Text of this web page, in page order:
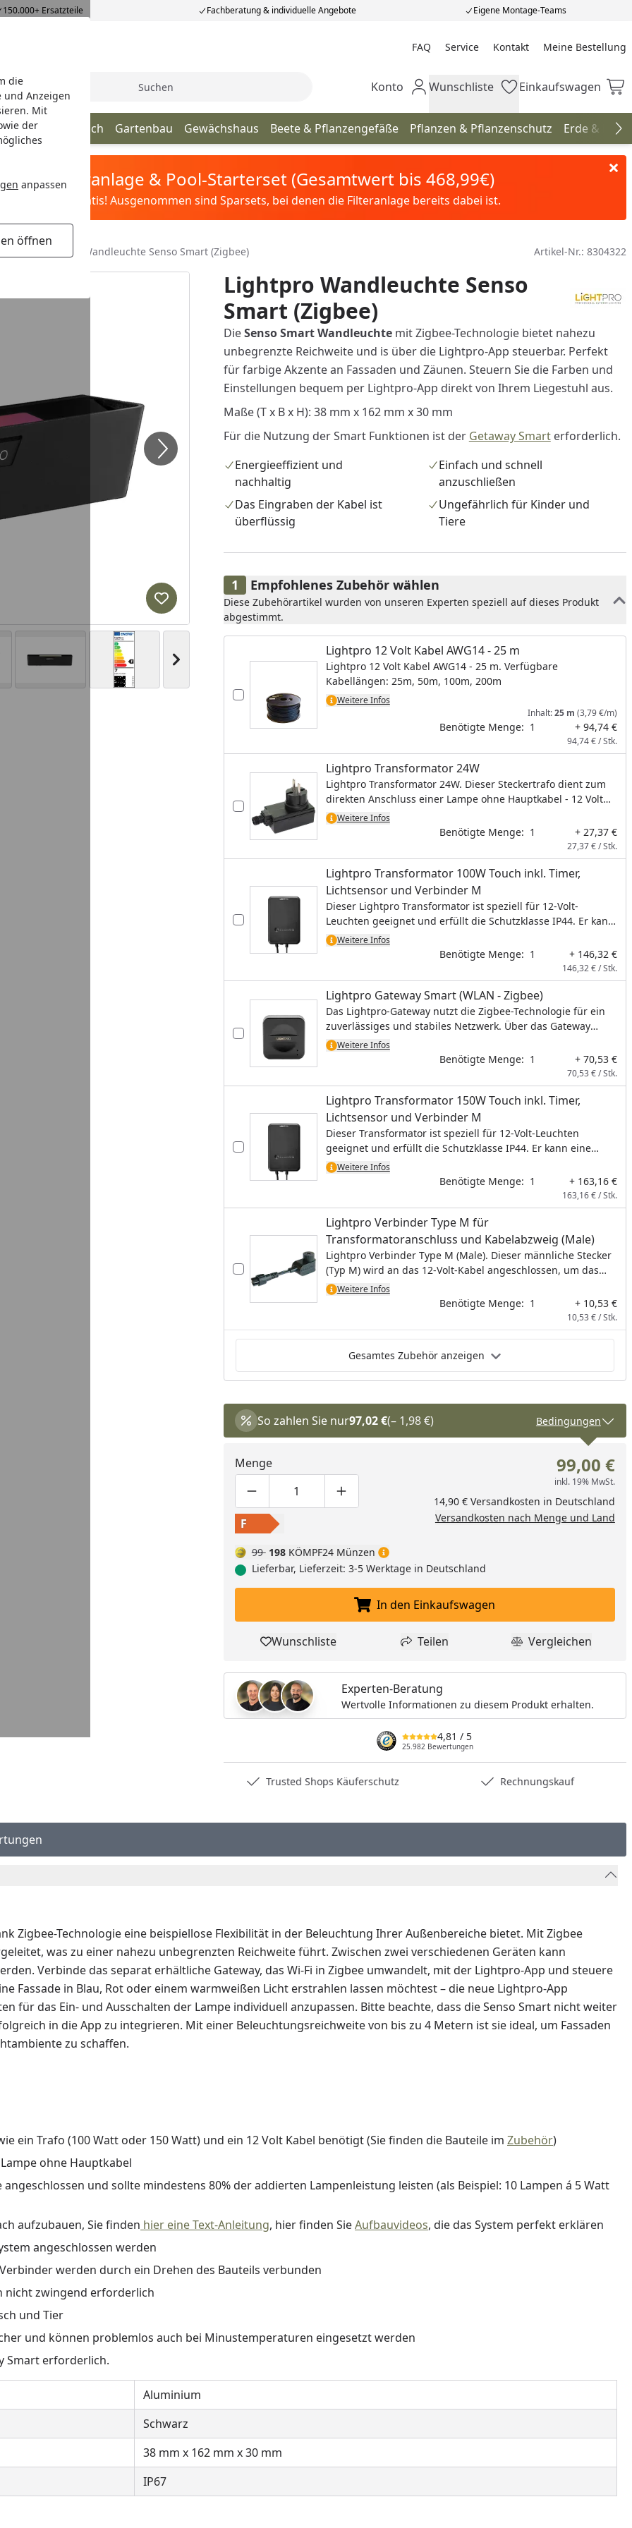
die
und Anzeigen
Mit
der
anpassen
öffnen
150.000+ Ersatzteile Fachberatung & individuelle Angebote Eigene Montage-Teams
FAQ Service Kontakt Meine Bestellung
Meine Bestellung
Suche Mein Konto
Konto Wunschliste
Wunschliste Einkaufswagen
Einkaufswagen
Terrassendach Gartenbau Gewächshaus Beete & Pflanzengefäße Pflanzen & Pflanzenschutz Erde &
Sandfilteranlage & Pool-Starterset (Gesamtwert bis 468,99€)
Filter&Pflege gratis! Ausgenommen sind Sparsets, bei denen die Filteranlage bereits dabei ist.
Lightpro Wandleuchte Senso Smart (Zigbee) Artikel-Nr.: 8304322
Nächstes Bild anzeigen
Produkt zur Wunschliste hinzufügen
Lightpro Wandleuchte Senso
Smart (Zigbee)
DieSenso Smart Wandleuchtemit Zigbee-Technologie bietet nahezu
unbegrenzte Reichweite und is über die Lightpro-App steuerbar. Perfekt
für farbige Akzente an Fassaden und Zäunen. Steuern Sie die Farben und
Einstellungen bequem per Lightpro-App direkt von Ihrem Liegestuhl aus.
Maße (T x B x H): 38 mm x 162 mm x 30 mm
Für die Nutzung der Smart Funktionen ist der Getaway Smarterforderlich.
Energieeffizient und
nachhaltig
Einfach und schnell
anzuschließen
Das Eingraben der Kabel ist
überflüssig
Ungefährlich für Kinder und
Tiere
Empfohlenes Zubehör wählen
Diese Zubehörartikel wurden von unseren Experten speziell auf dieses Produkt
abgestimmt.
Lightpro 12 Volt Kabel AWG14 - 25 m
Lightpro 12 Volt Kabel AWG14 - 25 m. Verfügbare
Kabellängen: 25m, 50m, 100m, 200m
Weitere Infos
Inhalt:25 m (3,79 €/m)
Benötigte Menge: 1 + 94,74 €
94,74 € / Stk.
Lightpro Transformator 24W
Lightpro Transformator 24W. Dieser Steckertrafo dient zum
direkten Anschluss einer Lampe ohne Hauptkabel - 12 Volt
maximal 24W.
Weitere Infos
Benötigte Menge: 1 + 27,37 €
27,37 € / Stk.
Lightpro Transformator 100W Touch inkl. Timer,
Lichtsensor und Verbinder M
Dieser Lightpro Transformator ist speziell für 12-Volt-
Leuchten geeignet und erfüllt die Schutzklasse IP44. Er kann
eine maximale Last von 100 Watt tragen. Für den Anschluss
an das Hauptkabel ist der Verbinder M notwendig.
Weitere Infos
Benötigte Menge: 1 + 146,32 €
146,32 € / Stk.
Lightpro Gateway Smart (WLAN - Zigbee)
Das Lightpro-Gateway nutzt die Zigbee-Technologie für ein
zuverlässiges und stabiles Netzwerk. Über das Gateway
verbinden Sie Ihre Smartleuchten sowie den Motion Sensor
Smart von Lightpro miteinander. Verbinden Sie zuerst das
Gateway, bevor Sie weitere Produkte hinzufügen. Jede
Smartleuchte fungiert dabei als Signalverstärker, sodass die
Verbindung im gesamten Garten optimal bleibt. Dank Zigbee
springt das Signal von Gerät zu Gerät, wodurch eine nahezu
unbegrenzte Reichweite entsteht. Die maximale Entfernung
zwischen zwei Geräten sollte dabei nicht mehr als 20 Meter
betragen.
Weitere Infos
Benötigte Menge: 1 + 70,53 €
70,53 € / Stk.
Lightpro Transformator 150W Touch inkl. Timer,
Lichtsensor und Verbinder M
Dieser Transformator ist speziell für 12-Volt-Leuchten
geeignet und erfüllt die Schutzklasse IP44. Er kann eine
maximale Last von 150 Watt tragen. Für den Anschluss an
das Hauptkabel ist der Verbinder M notwendig.
Weitere Infos
Benötigte Menge: 1 + 163,16 €
163,16 € / Stk.
Lightpro Verbinder Type M für
Transformatoranschluss und Kabelabzweig (Male)
Lightpro Verbinder Type M (Male). Dieser männliche Stecker
(Typ M) wird an das 12-Volt-Kabel angeschlossen, um das
Kabel abzweigen zu können.
Weitere Infos
Benötigte Menge: 1 + 10,53 €
10,53 € / Stk.
Gesamtes Zubehör anzeigen
So zahlen Sie nur97,02 €(– 1,98 €) Bedingungen
Menge
Produktmenge um eins verringern
Produktmenge manuell eingeben
Produktmenge um eins erhöhen
F
99,00 €
inkl. 19% MwSt.
14,90 € Versandkosten in Deutschland
Versandkosten nach Menge und Land
99 198 KÖMPF24 Münzen
Lieferbar, Lieferzeit: 3-5 Werktage in Deutschland
In den Einkaufswagen legen
In den Einkaufswagen
Produkt zur Wunschliste hinzufügen
Wunschliste Teilen
Teilen Produkt
Vergleichen
Experten-Beratung
Wertvolle Informationen zu diesem Produkt erhalten.
4,81 / 5
25.982 Bewertungen
Trusted Shops Käuferschutz Rechnungskauf
Zigbee-Technologie eine beispiellose Flexibilität in der Beleuchtung Ihrer Außenbereiche bietet. Mit Zigbee
was zu einer nahezu unbegrenzten Reichweite führt. Zwischen zwei verschiedenen Geräten kann
Verbinde das separat erhältliche Gateway, das Wi-Fi in Zigbee umwandelt, mit der Lightpro-App und steuere
Fassade in Blau, Rot oder einem warmweißen Licht erstrahlen lassen möchtest – die neue Lightpro-App
für das Ein- und Ausschalten der Lampe individuell anzupassen. Bitte beachte, dass die Senso Smart nicht weiter
in die App zu integrieren. Mit einer Beleuchtungsreichweite von bis zu 4 Metern ist sie ideal, um Fassaden
zu schaffen.
ein Trafo (100 Watt oder 150 Watt) und ein 12 Volt Kabel benötigt (Sie finden die Bauteile im Zubehör)
ohne Hauptkabel
und sollte mindestens 80% der addierten Lampenleistung leisten (als Beispiel: 10 Lampen á 5 Watt
aufzubauen, Sie finden hier eine Text-Anleitung, hier finden SieAufbauvideos, die das System perfekt erklären
angeschlossen werden
werden durch ein Drehen des Bauteils verbunden
nicht zwingend erforderlich
und Tier
und können problemlos auch bei Minustemperaturen eingesetzt werden
Smart erforderlich.
Aluminium
Schwarz
38 mm x 162 mm x 30 mm
IP67